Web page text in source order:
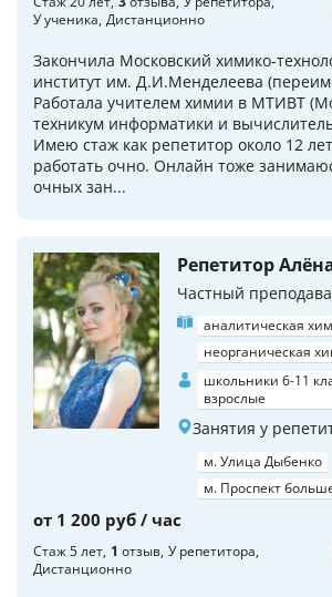
У ученика Дистанционно
Закончила Московский химико-
институт им. Д.И.Менделеева
Работала учителем химии в МТИВТ
техникум информатики и
Имею стаж как репетитор около 12
работать очно. Онлайн тоже
очных зан...
Репетитор
Частный
аналитическая
неорганическая
школьники 6-11
взрослые
Занятия у
м. Улица Дыбенко
м. Проспект
от 1 200 руб / час
Стаж 5 лет 1 отзыв У репетитора
Дистанционно